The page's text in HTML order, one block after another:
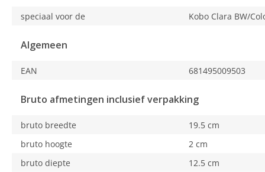
speciaal voor de Kobo Clara BW/
Algemeen
EAN 681495009503
Bruto afmetingen inclusief verpakking
bruto breedte
19.5 cm
bruto hoogte
2 cm
bruto diepte
12.5 cm